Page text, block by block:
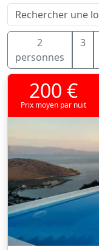
2
personnes
3
200 €
Prix moyen par nuit